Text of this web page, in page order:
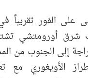
على الفور تقريباً
أورومتشي
إلى الجنوب من
الأويغوري مع